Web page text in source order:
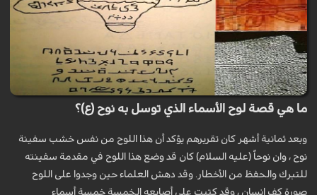
ما هي قصة لوح الأسماء الذي توسل به نوح (ع)؟
وبعد ثمانية أشهر كان تقريرهم يؤكد أن هذا اللوح من نفس خشب سفينة
نوح ، وان نوحاً (عليه السلام) كان قد وضع هذا اللوح في مقدمة سفينته
للتبرك والحفظ من الأخطار. وقد دهش العلماء حين وجدوا على اللوح
صورة كف إنسان ، وقد كتبت على أصابعه الخمسة خمسة أسماء